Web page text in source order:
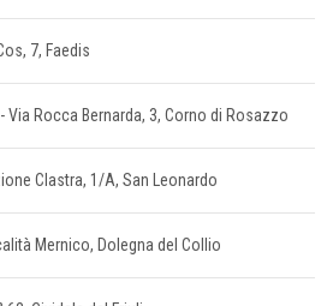
7, Faedis
- Via Rocca Bernarda, 3, Corno di Rosazzo
Clastra, 1/A, San Leonardo
Mernico, Dolegna del Collio